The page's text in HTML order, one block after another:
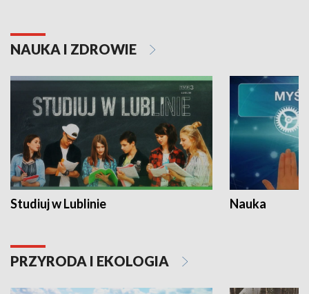
NAUKA I ZDROWIE
Studiuj w Lublinie Nauka
PRZYRODA I EKOLOGIA